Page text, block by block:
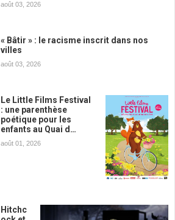
août 03, 2026
« Bâtir » : le racisme inscrit dans nos
villes
août 03, 2026
Le Little Films Festival
: une parenthèse
poétique pour les
enfants au Quai d…
août 01, 2026
Hitchc